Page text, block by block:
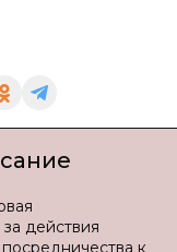
действия
к